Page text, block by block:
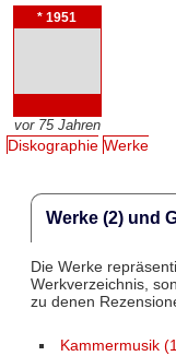
* 1951
vor 75 Jahren
Diskographie Werke
Werke (2) und
Die Werke
Werkverzeichnis,
zu denen
Kammermusik